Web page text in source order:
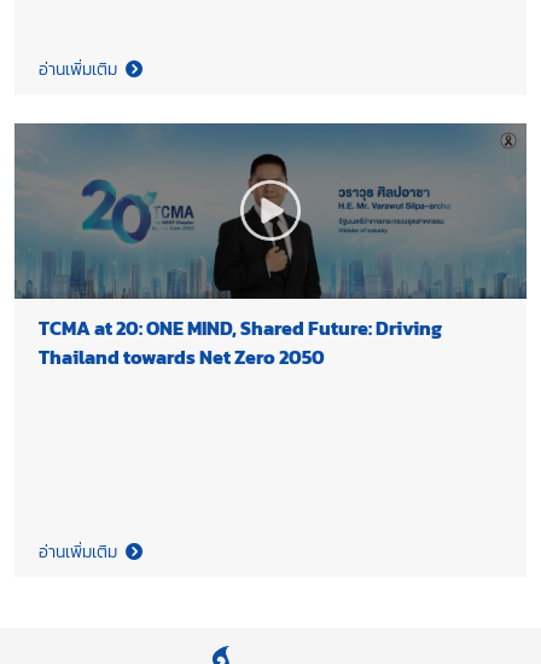
อ่านเพิ่มเติม
TCMA at 20: ONE MIND, Shared Future: Driving
Thailand towards Net Zero 2050
อ่านเพิ่มเติม